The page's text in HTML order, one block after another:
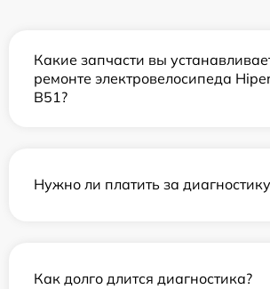
Какие запчасти вы
ремонте электровелосипеда
B51?
Нужно ли платить за
Как долго длится диагностика?